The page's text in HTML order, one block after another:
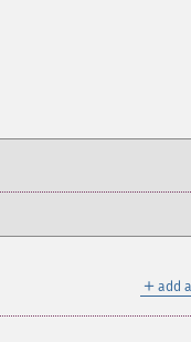
＋ add